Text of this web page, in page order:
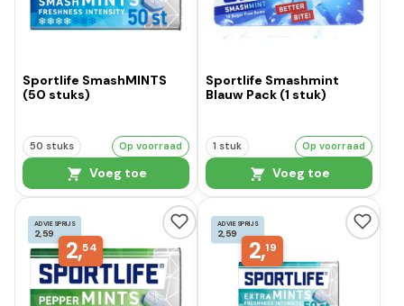
Sportlife SmashMINTS
(50 stuks)
50 stuks Op voorraad
Voeg toe
Sportlife Smashmint
Blauw Pack (1 stuk)
1 stuk Op voorraad
Voeg toe
ADVIESPRIJS
2,59
2,54
ADVIESPRIJS
2,59
2,19